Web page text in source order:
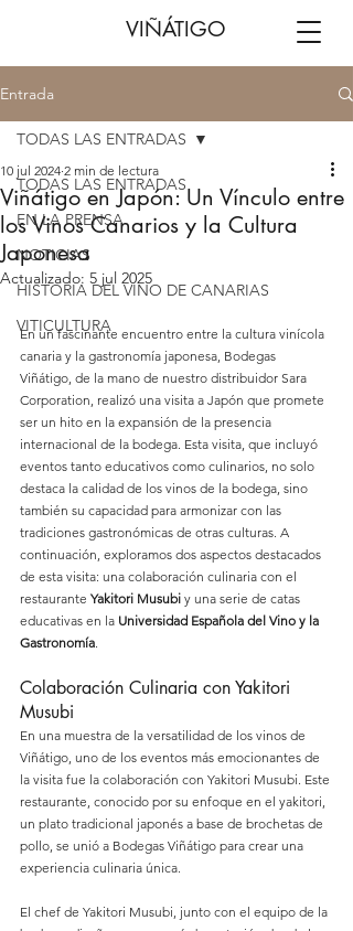
VIÑÁTIGO
Entrada
TODAS LAS ENTRADAS
EN LA PRENSA
NOTICIAS
HISTORIA DEL VINO DE CANARIAS
VITICULTURA
TODAS LAS ENTRADAS
Viñátigo en Japón: Un Vínculo entre
los Vinos Canarios y la Cultura
Japonesa
10 jul 2024 2 min de lectura
Actualizado: 5 jul 2025
En un fascinante encuentro entre la cultura vinícola
canaria y la gastronomía japonesa, Bodegas
Viñátigo, de la mano de nuestro distribuidor Sara
Corporation, realizó una visita a Japón que promete
ser un hito en la expansión de la presencia
internacional de la bodega. Esta visita, que incluyó
eventos tanto educativos como culinarios, no solo
destaca la calidad de los vinos de la bodega, sino
también su capacidad para armonizar con las
tradiciones gastronómicas de otras culturas. A
continuación, exploramos dos aspectos destacados
de esta visita: una colaboración culinaria con el
restaurante Yakitori Musubi y una serie de catas
educativas en la Universidad Española del Vino y la
Gastronomía.
Colaboración Culinaria con Yakitori
Musubi
En una muestra de la versatilidad de los vinos de
Viñátigo, uno de los eventos más emocionantes de
la visita fue la colaboración con Yakitori Musubi. Este
restaurante, conocido por su enfoque en el yakitori,
un plato tradicional japonés a base de brochetas de
pollo, se unió a Bodegas Viñátigo para crear una
experiencia culinaria única.
El chef de Yakitori Musubi, junto con el equipo de la